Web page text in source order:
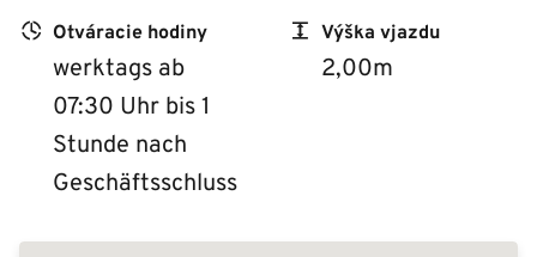
Otváracie hodiny
werktags ab
07:30 Uhr bis 1
Stunde nach
Geschäftsschluss
Výška vjazdu
2,00m